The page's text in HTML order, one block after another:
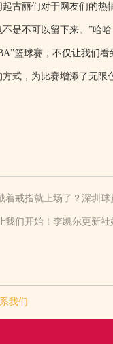
起古丽们对于网友们的热
不是不可以留下来。”哈
篮球赛，不仅让我们
方式，为比赛增添了无限
着戒指就上场了？深圳
我们开始！李凯尔更新
我们